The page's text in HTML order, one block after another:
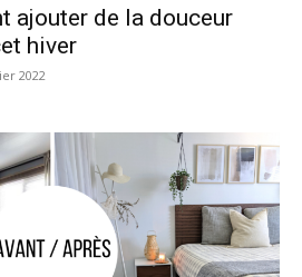
ajouter de la douceur
hiver
2022